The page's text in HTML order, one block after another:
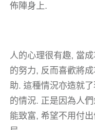
佈陣身上.
人的心理很有趣, 當
的努力, 反而喜歡將
助. 這種情況亦造就
的情況. 正是因為人
能致富, 希望不用付